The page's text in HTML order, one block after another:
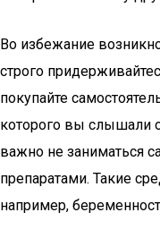
Во избежание
строго
покупайте
которого вы слышали
важно не заниматься
препаратами. Такие
например,